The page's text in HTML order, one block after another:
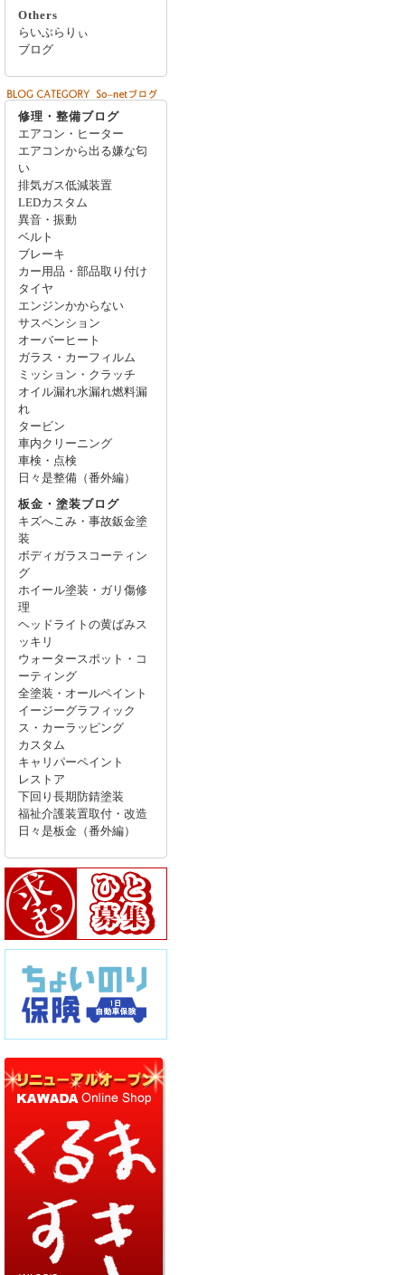
Others
らいぶらりぃ
ブログ
修理・整備ブログ
エアコン・ヒーター
エアコンから出る嫌な匂
い
排気ガス低減装置
LEDカスタム
異音・振動
ベルト
ブレーキ
カー用品・部品取り付け
タイヤ
エンジンかからない
サスペンション
オーバーヒート
ガラス・カーフィルム
ミッション・クラッチ
オイル漏れ水漏れ燃料漏
れ
タービン
車内クリーニング
車検・点検
日々是整備（番外編）
板金・塗装ブログ
キズへこみ・事故鈑金塗
装
ボディガラスコーティン
グ
ホイール塗装・ガリ傷修
理
ヘッドライトの黄ばみス
ッキリ
ウォータースポット・コ
ーティング
全塗装・オールペイント
イージーグラフィック
ス・カーラッピング
カスタム
キャリパーペイント
レストア
下回り長期防錆塗装
福祉介護装置取付・改造
日々是板金（番外編）